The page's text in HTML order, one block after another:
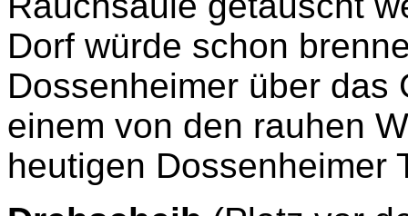
Dorf würde schon
Dossenheimer über
einem von den rauhen
heutigen Dossenheimer